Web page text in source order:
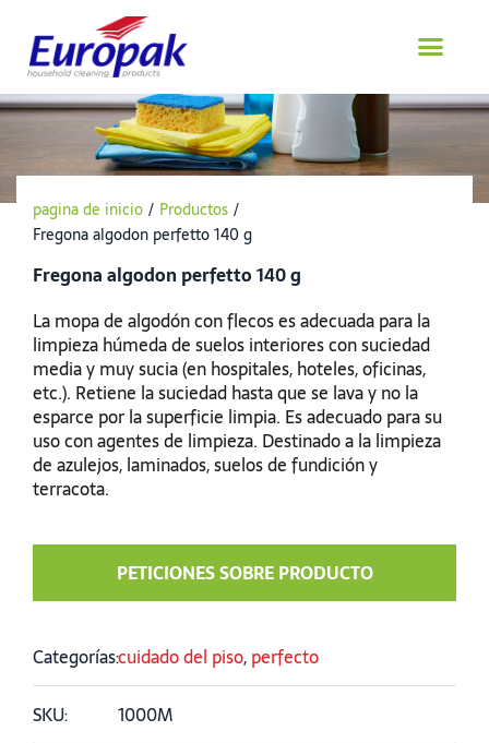
contenido
pagina de inicio / Productos /
Fregona algodon perfetto 140 g
Fregona algodon perfetto 140 g
La mopa de algodón con flecos es adecuada para la
limpieza húmeda de suelos interiores con suciedad
media y muy sucia (en hospitales, hoteles, oficinas,
etc.). Retiene la suciedad hasta que se lava y no la
esparce por la superficie limpia. Es adecuado para su
uso con agentes de limpieza. Destinado a la limpieza
de azulejos, laminados, suelos de fundición y
terracota.
PETICIONES SOBRE PRODUCTO
Categorías:cuidado del piso,perfecto
SKU: 1000M